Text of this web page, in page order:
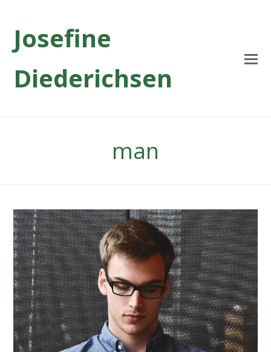
Josefine
Diederichsen
man